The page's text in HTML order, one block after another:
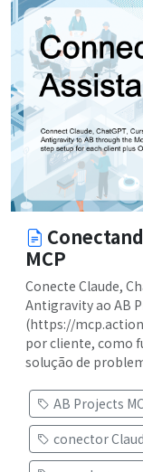
MCP
Conecte Claude,
Antigravity ao AB
(https://
por cliente, como
solução de
AB Projects
conector